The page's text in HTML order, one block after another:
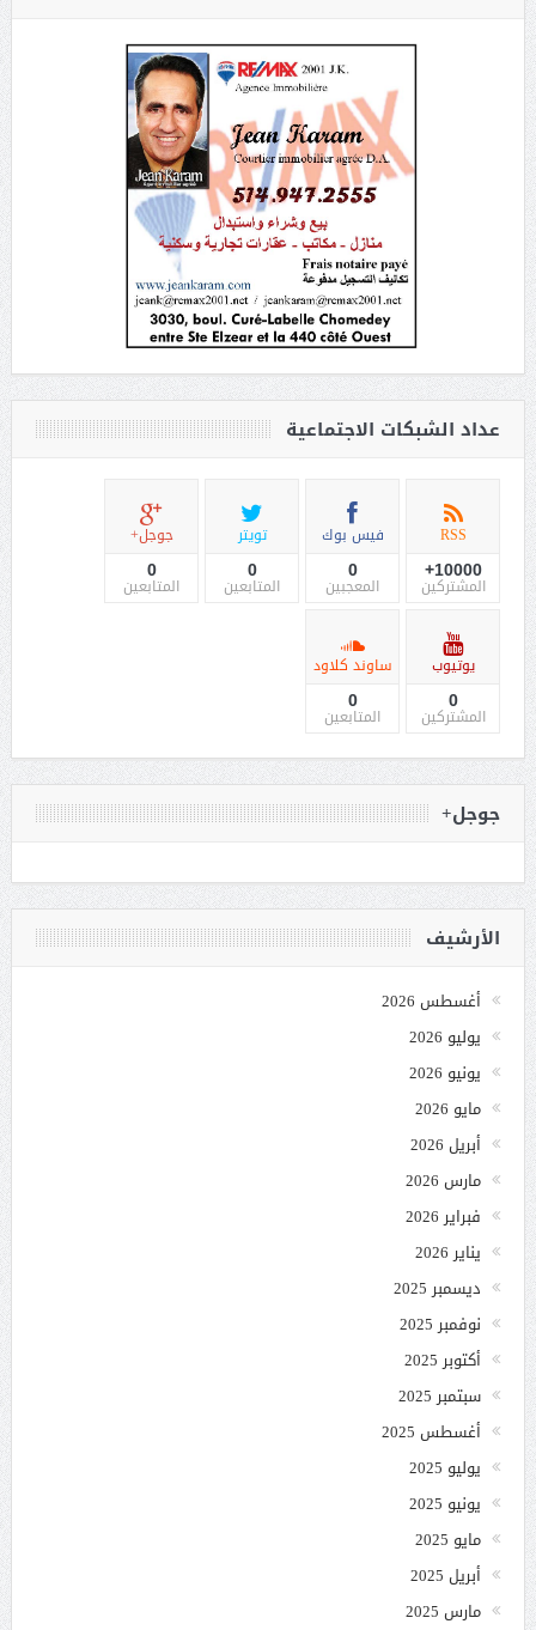
عداد الشبكات الاجتماعية
RSS
10000+
المشتركين
فيس بوك
0
المعجبين
تويتر
0
المتابعين
جوجل+
0
المتابعين
يوتيوب
0
المشتركين
ساوند كلاود
0
المتابعين
جوجل+
الأرشيف
أغسطس 2026
يوليو 2026
يونيو 2026
مايو 2026
أبريل 2026
مارس 2026
فبراير 2026
يناير 2026
ديسمبر 2025
نوفمبر 2025
أكتوبر 2025
سبتمبر 2025
أغسطس 2025
يوليو 2025
يونيو 2025
مايو 2025
أبريل 2025
مارس 2025